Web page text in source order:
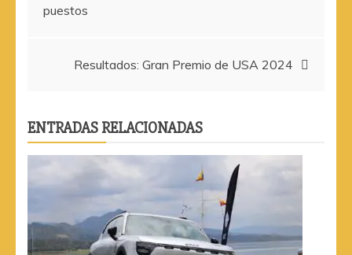
de
entradas
puestos
Resultados: Gran Premio de USA 2024
ENTRADAS RELACIONADAS